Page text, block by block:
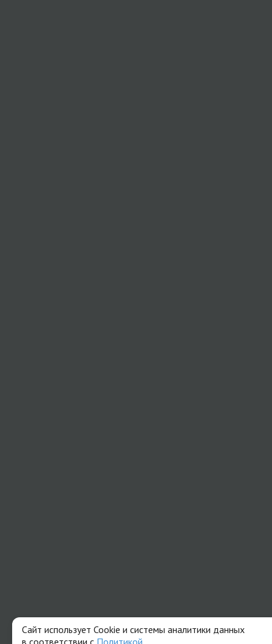
Сайт использует Cookie и системы аналитики данных
в соответствии с Политикой